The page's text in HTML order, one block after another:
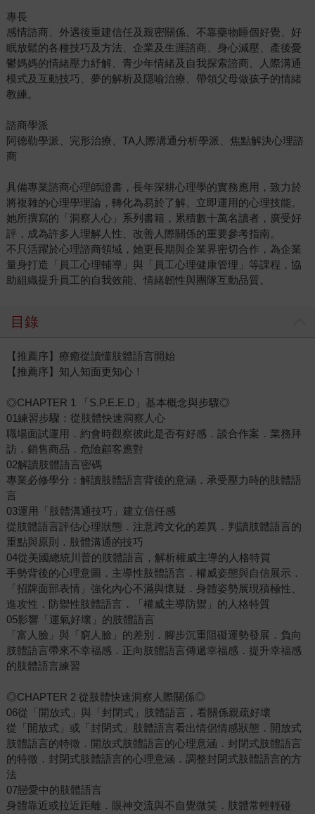
專長
感情諮商、外遇後重建信任及親密關係、不靠藥物睡個好覺、好
眠放鬆的各種技巧及方法、企業及生涯諮商、身心減壓、產後憂
鬱媽媽的情緒壓力紓解、青少年情緒及自我探索諮商、人際溝通
模式及互動技巧、夢的解析及隱喻治療、帶領父母做孩子的情緒
教練。
諮商學派
阿德勒學派、完形治療、TA人際溝通分析學派、焦點解決心理諮
商
具備專業諮商心理師證書，長年深耕心理學的實務應用，致力於
將複雜的心理學理論，轉化為易於了解、立即運用的心理技能。
她所撰寫的「洞察人心」系列書籍，累積數十萬名讀者，廣受好
評，成為許多人理解人性、改善人際關係的重要參考指南。
不只活躍於心理諮商領域，她更長期與企業界密切合作，為企業
量身打造「員工心理輔導」與「員工心理健康管理」等課程，協
助組織提升員工的自我效能、情緒韌性與團隊互動品質。
目錄
【推薦序】療癒從讀懂肢體語言開始
【推薦序】知人知面更知心！
◎CHAPTER 1 「S.P.E.E.D」基本概念與步驟◎
01練習步驟：從肢體快速洞察人心
職場面試運用．約會時觀察彼此是否有好感．談合作案．業務拜
訪．銷售商品．危險顧客應對
02解讀肢體語言密碼
專業必修學分：解讀肢體語言背後的意涵．承受壓力時的肢體語
言
03運用「肢體溝通技巧」建立信任感
從肢體語言評估心理狀態．注意跨文化的差異．判讀肢體語言的
重點與原則．肢體溝通的技巧
04從美國總統川普的肢體語言，解析權威主導的人格特質
手勢背後的心理意圖．主導性肢體語言．權威姿態與自信展示．
「招牌面部表情」強化內心不滿與懷疑．身體姿勢展現積極性、
進攻性．防禦性肢體語言．「權威主導防禦」的人格特質
05影響「運氣好壞」的肢體語言
「富人臉」與「窮人臉」的差別．腳步沉重阻礙運勢發展．負向
肢體語言帶來不幸福感．正向肢體語言傳遞幸福感．提升幸福感
的肢體語言練習
◎CHAPTER 2 從肢體快速洞察人際關係◎
06從「開放式」與「封閉式」肢體語言，看關係親疏好壞
從「開放式」或「封閉式」肢體語言看出情侶情感狀態．開放式
肢體語言的特徵．開放式肢體語言的心理意涵．封閉式肢體語言
的特徵．封閉式肢體語言的心理意涵．調整封閉式肢體語言的方
法
07戀愛中的肢體語言
身體靠近或拉近距離．眼神交流與不自覺微笑．肢體常輕輕碰